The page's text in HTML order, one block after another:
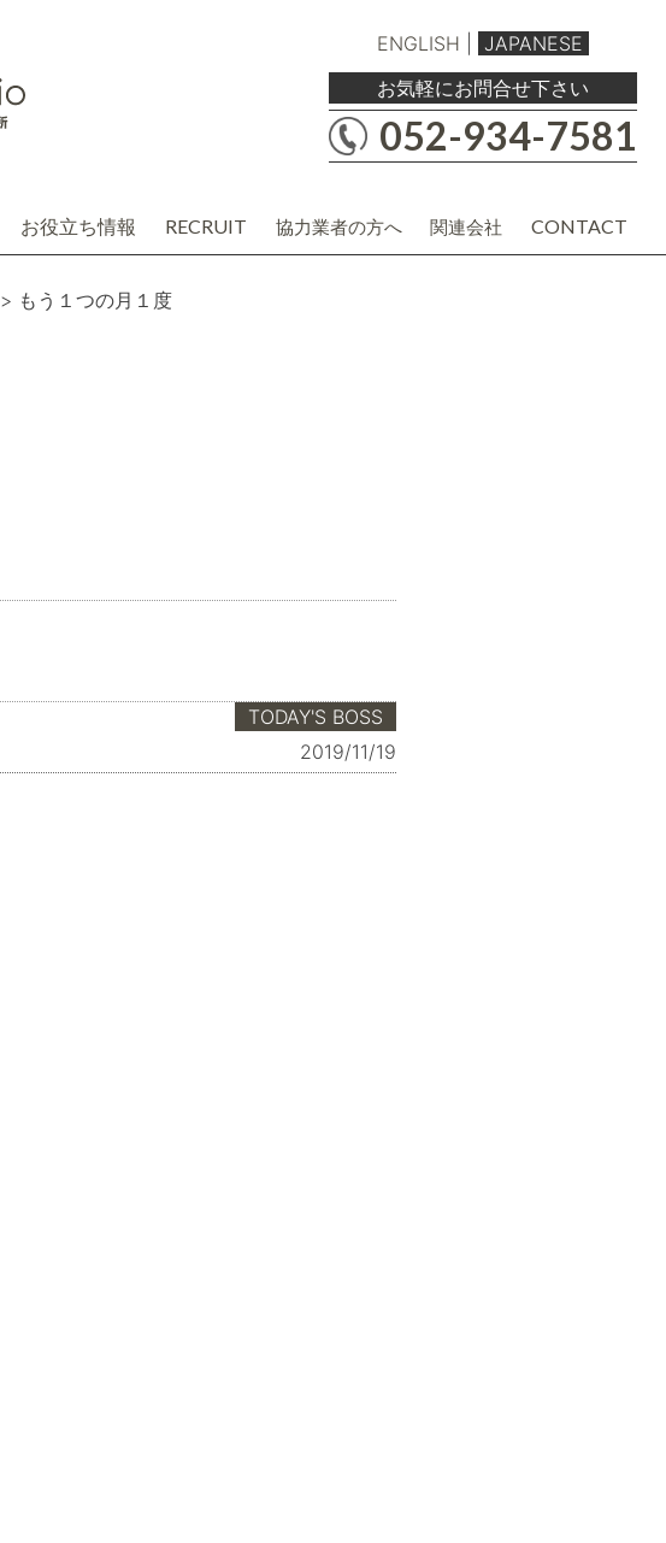
ENGLISH
JAPANESE
お気軽にお問合せ下さい
052-934-7581
お役立ち情報 RECRUIT 協力業者の方へ 関連会社 CONTACT
> もう１つの月１度
TODAY'S BOSS
2019/11/19